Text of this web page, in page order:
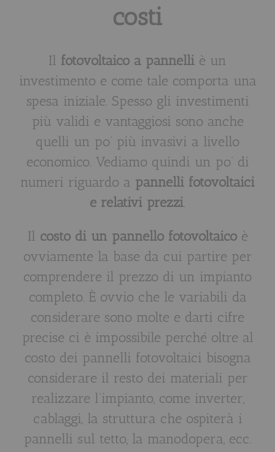
costi
Il fotovoltaico a pannelli è un
investimento e come tale comporta una
spesa iniziale. Spesso gli investimenti
più validi e vantaggiosi sono anche
quelli un po’ più invasivi a livello
economico. Vediamo quindi un po’ di
numeri riguardo a pannelli fotovoltaici
e relativi prezzi.
Il costo di un pannello fotovoltaicoè
ovviamente la base da cui partire per
comprendere il prezzo di un impianto
completo. È ovvio che le variabili da
considerare sono molte e darti cifre
precise ci è impossibile perché oltre al
costo dei pannelli fotovoltaici bisogna
considerare il resto dei materiali per
realizzare l’impianto, come inverter,
cablaggi, la struttura che ospiterà i
pannelli sul tetto, la manodopera, ecc.